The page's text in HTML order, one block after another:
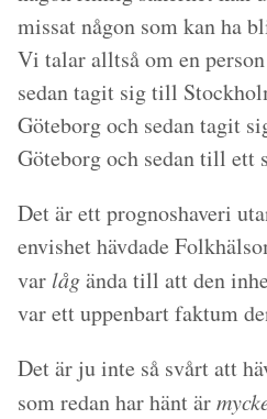
missat någon som kan ha
Vi talar alltså om en
sedan tagit sig till
Göteborg och sedan tagit
Göteborg och sedan till ett
Det är ett prognoshaveri
envishet hävdade
var lågända till att den
var ett uppenbart faktum
Det är ju inte så svårt att
som redan har hänt är